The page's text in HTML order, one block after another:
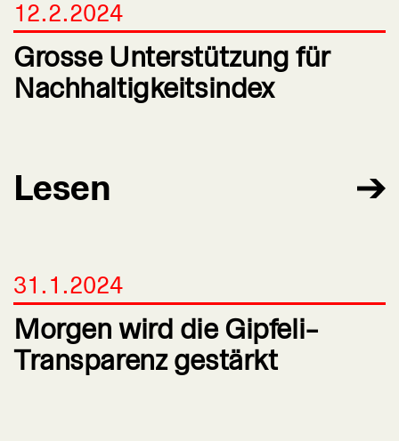
12.2.2024
Grosse Unterstützung für
Nachhaltigkeitsindex
Lesen
31.1.2024
Morgen wird die Gipfeli-
Transparenz gestärkt